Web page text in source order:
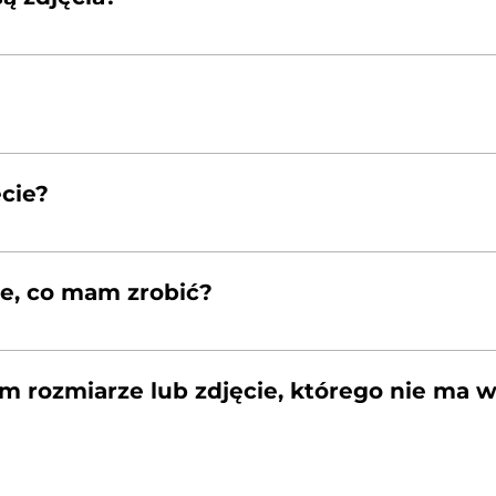
cm, 50×70 cm i 60×90 cm. Nie wszystkie rozmiary
który będzie zapakowany w kartonową tubę i
zdjęcie będzie drukowane na zamówienie. Z tego
co mam zrobić?
obecności kuriera, sporządź raport do reklamacji i
rozmiarze lub zdjęcie, którego nie ma